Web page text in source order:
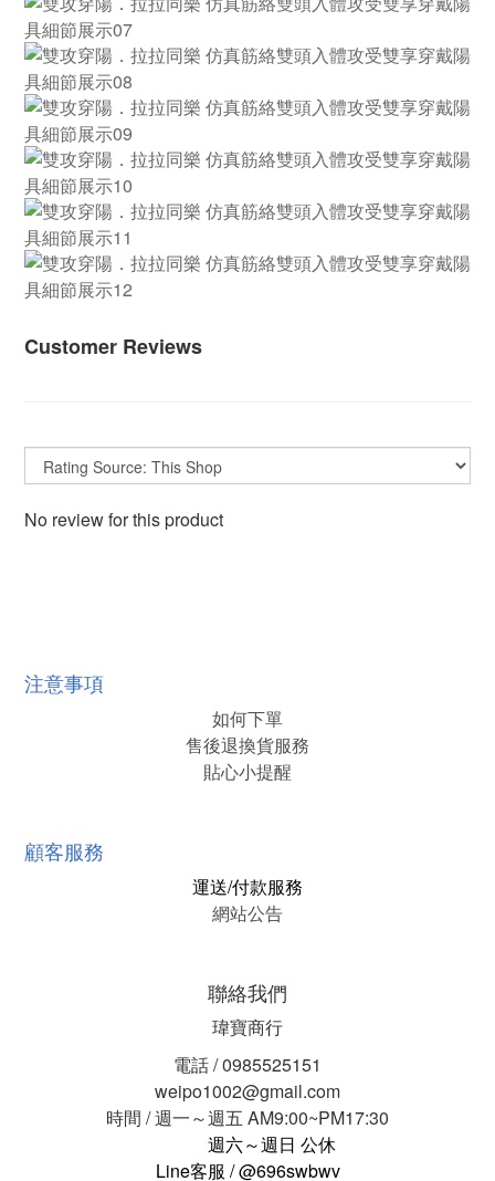
Customer Reviews
No review for this product
注意事項
如何下單
售後退換貨服務
貼心小提醒
顧客服務
運送/付款服務
網站公告
聯絡我們
瑋寶商行
電話 / 0985525151
weipo1002@gmail.com
時間 / 週一～週五 AM9:00~PM17:30
週六～週日 公休
Line客服 / @696swbwv